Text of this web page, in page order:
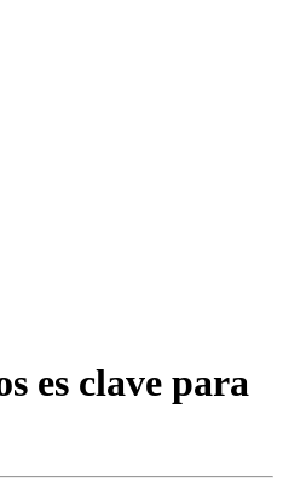
es clave para